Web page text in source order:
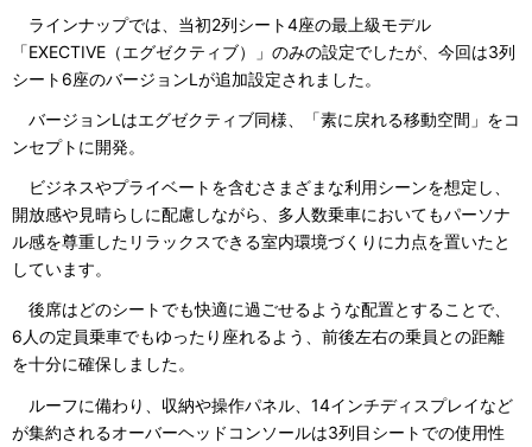
ラインナップでは、当初2列シート4座の最上級モデル
「EXECTIVE（エグゼクティブ）」のみの設定でしたが、今回は3列
シート6座のバージョンLが追加設定されました。
バージョンLはエグゼクティブ同様、「素に戻れる移動空間」をコ
ンセプトに開発。
ビジネスやプライベートを含むさまざまな利用シーンを想定し、
開放感や見晴らしに配慮しながら、多人数乗車においてもパーソナ
ル感を尊重したリラックスできる室内環境づくりに力点を置いたと
しています。
後席はどのシートでも快適に過ごせるような配置とすることで、
6人の定員乗車でもゆったり座れるよう、前後左右の乗員との距離
を十分に確保しました。
ルーフに備わり、収納や操作パネル、14インチディスプレイなど
が集約されるオーバーヘッドコンソールは3列目シートでの使用性